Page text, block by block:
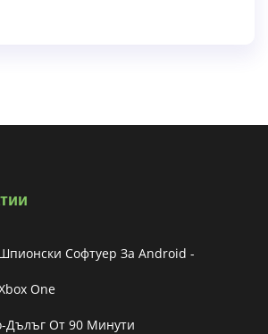
Софтуер За Android -
One
Дълъг От 90 Минути